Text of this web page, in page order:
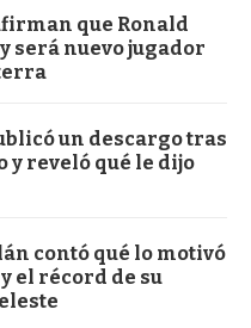
que Ronald
será nuevo jugador
un descargo tras
y reveló qué le dijo
contó qué lo motivó
el récord de su